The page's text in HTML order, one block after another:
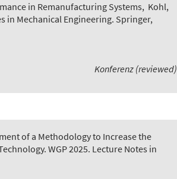
in Remanufacturing Systems, Kohl,
in Mechanical Engineering. Springer,
Konferenz (reviewed)
of a Methodology to Increase the
WGP 2025. Lecture Notes in